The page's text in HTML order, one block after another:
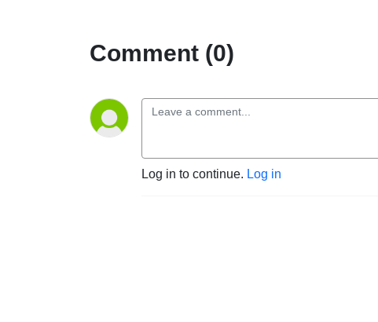
Comment (0)
Log in to continue. Log in